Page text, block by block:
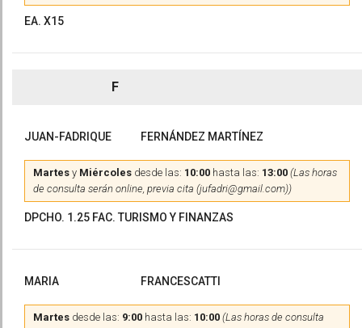
EA. X15
F
JUAN-FADRIQUE FERNÁNDEZ MARTÍNEZ
Martes y Miércoles desde las: 10:00 hasta las: 13:00 (Las horas
de consulta serán online, previa cita (jufadri@gmail.com))
DPCHO. 1.25 FAC. TURISMO Y FINANZAS
MARIA FRANCESCATTI
Martes desde las: 9:00 hasta las: 10:00 (Las horas de consulta